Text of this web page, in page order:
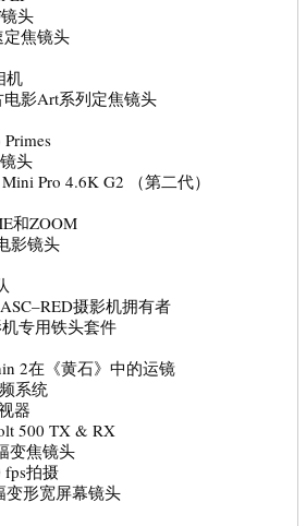
头
焦镜头
机
影Art系列定焦镜头
头
Pro 4.6K G2 （第二代）
和ZOOM
影镜头
摄影机拥有者
专用铁头套件
2在《黄石》中的运镜
系统
器
500 TX & RX
变焦镜头
fps拍摄
变形宽屏幕镜头